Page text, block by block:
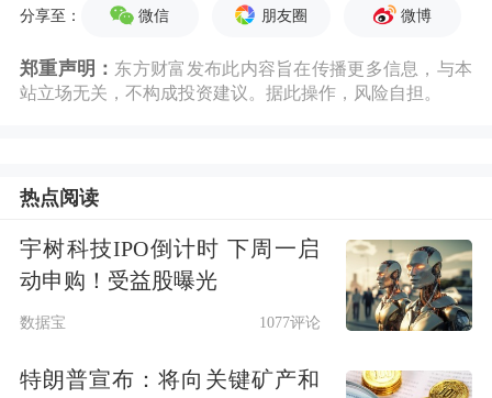
老板烧光62亿跑路，别墅留一张A4纸
和U盘
部位于上海，旗下拥有十余家子公司和
控股公司，在全球40余个城市设立分支
机构或办事处，员工1000余人。作为一
家以“创业孵化”为商业模式的知名公
司，2023年极目科技完成了12个包括元
分享至： 微信 朋友圈 微博
郑重声明： 东方财富发布此内容旨在传播更多信息，与本
站立场无关，不构成投资建议。据此操作，风险自担。
热点阅读
宇树科技IPO倒计时 下周一启
动申购！受益股曝光
数据宝 1077评论
特朗普宣布：将向关键矿产和